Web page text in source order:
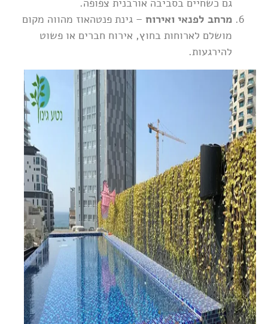
גם כשחיים בסביבה אורבנית צפופה.
מרחב לפנאי ואירוח – גינת פנטהאוז מהווה מקום
מושלם לארוחות בחוץ, אירוח חברים או פשוט
להירגעות.